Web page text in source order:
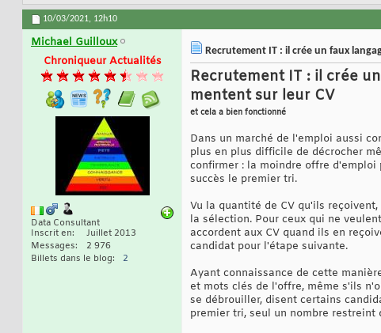
10/03/2021, 12h10
Michael Guilloux
Chroniqueur Actualités
Data Consultant
Inscrit en
Juillet 2013
Messages
2 976
Billets dans le blog
2
Recrutement IT : il crée un faux
Recrutement IT : il crée
mentent sur leur CV
et cela a bien fonctionné
Dans un marché de l'emploi aussi
plus en plus difficile de décrocher
confirmer : la moindre offre
succès le premier tri.
Vu la quantité de CV qu'ils
la sélection. Pour ceux qui ne
accordent aux CV quand ils en
candidat pour l'étape suivante.
Ayant connaissance de cette
et mots clés de l'offre, même s'ils
se débrouiller, disent certains
premier tri, seul un nombre